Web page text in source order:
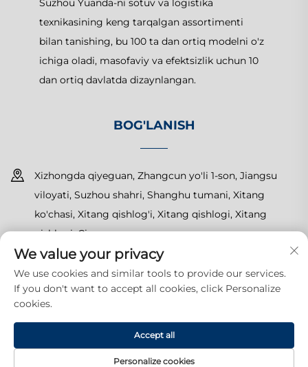
Suzhou Yuanda-ni sotuv va logistika
texnikasining keng tarqalgan assortimenti
bilan tanishing, bu 100 ta dan ortiq modelni o'z
ichiga oladi, masofaviy va efektsizlik uchun 10
dan ortiq davlatda dizaynlangan.
BOG'LANISH
Xizhongda qiyeguan, Zhangcun yo'li 1-son, Jiangsu
viloyati, Suzhou shahri, Shanghu tumani, Xitang
ko'chasi, Xitang qishlog'i, Xitang qishlogi, Xitang
qishlogi, Cina
+86-15150179453
[email protected]
Huquqlari himoyalangan. Copyright © 2025 Suzhou Yuanda
Commercial Products Co., Ltd. Barcha huquqlar saqlangan.
We value your privacy
We use cookies and similar tools to provide our services.
If you don't want to accept all cookies, click Personalize
cookies.
Personalize cookies
Accept all